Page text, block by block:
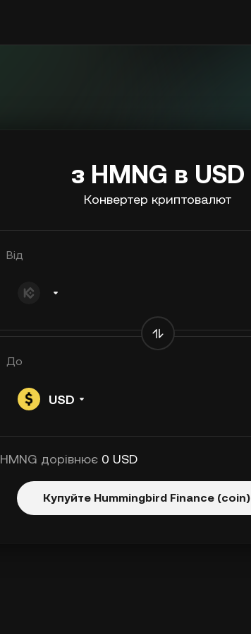
з HMNG в USD
Конвертер криптовалют
Від
До
USD
дорівнює 0 USD
Купуйте Hummingbird Finance (coin)